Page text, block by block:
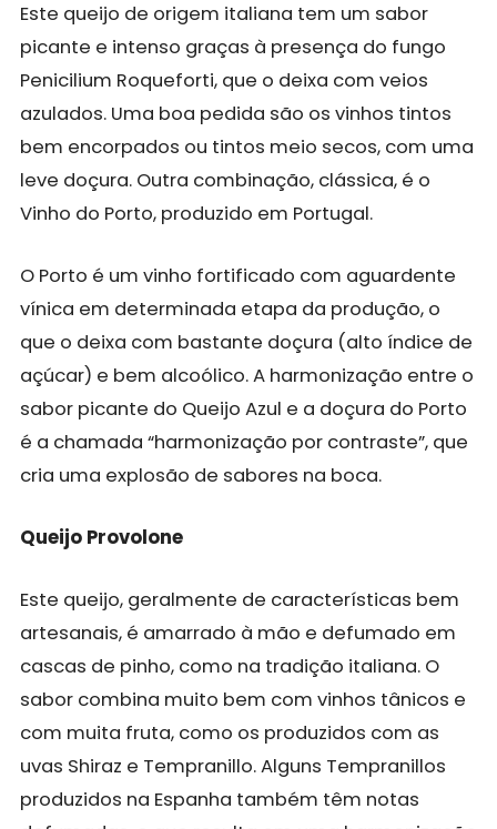
Este queijo de origem italiana tem um sabor
picante e intenso graças à presença do fungo
Penicilium Roqueforti, que o deixa com veios
azulados. Uma boa pedida são os vinhos tintos
bem encorpados ou tintos meio secos, com uma
leve doçura. Outra combinação, clássica, é o
Vinho do Porto, produzido em Portugal.
O Porto é um vinho fortificado com aguardente
vínica em determinada etapa da produção, o
que o deixa com bastante doçura (alto índice de
açúcar) e bem alcoólico. A harmonização entre o
sabor picante do Queijo Azul e a doçura do Porto
é a chamada “harmonização por contraste”, que
cria uma explosão de sabores na boca.
Queijo Provolone
Este queijo, geralmente de características bem
artesanais, é amarrado à mão e defumado em
cascas de pinho, como na tradição italiana. O
sabor combina muito bem com vinhos tânicos e
com muita fruta, como os produzidos com as
uvas Shiraz e Tempranillo. Alguns Tempranillos
produzidos na Espanha também têm notas